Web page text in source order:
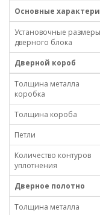
Основные
Установочные размеры
дверного блока
Дверной короб
Толщина металла
коробка
Толщина короба
Петли
Количество контуров
уплотнения
Дверное полотно
Толщина металла